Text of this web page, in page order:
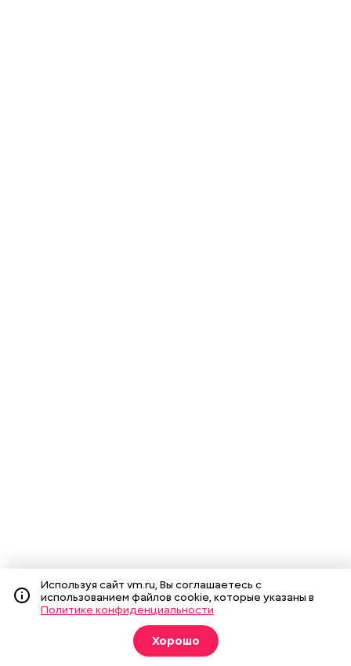
Используя сайт vm.ru, Вы соглашаетесь с
использованием файлов cookie, которые указаны в
Политике конфиденциальности
Хорошо